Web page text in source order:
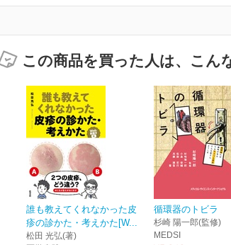
この商品を買った人は、こん
誰も教えてくれなかった皮
疹の診かた・考えかた[W...
松田 光弘(著)
循環器のトビラ
杉崎 陽一郎(監修)
MEDSI